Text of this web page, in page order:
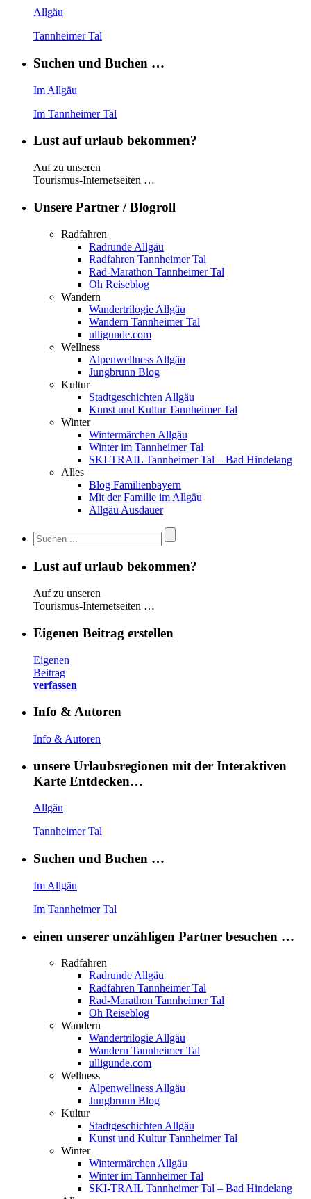
Allgäu
Tannheimer Tal
Suchen und Buchen …
Im Allgäu
Im Tannheimer Tal
Lust auf urlaub bekommen?
Auf zu unseren
Tourismus-Internetseiten …
Unsere Partner / Blogroll
Radfahren
Radrunde Allgäu
Radfahren Tannheimer Tal
Rad-Marathon Tannheimer Tal
Oh Reiseblog
Wandern
Wandertrilogie Allgäu
Wandern Tannheimer Tal
ulligunde.com
Wellness
Alpenwellness Allgäu
Jungbrunn Blog
Kultur
Stadtgeschichten Allgäu
Kunst und Kultur Tannheimer Tal
Winter
Wintermärchen Allgäu
Winter im Tannheimer Tal
SKI-TRAIL Tannheimer Tal – Bad Hindelang
Alles
Blog Familienbayern
Mit der Familie im Allgäu
Allgäu Ausdauer
Lust auf urlaub bekommen?
Auf zu unseren
Tourismus-Internetseiten …
Eigenen Beitrag erstellen
Eigenen
Beitrag
verfassen
Info & Autoren
Info & Autoren
unsere Urlaubsregionen mit der Interaktiven
Karte Entdecken…
Allgäu
Tannheimer Tal
Suchen und Buchen …
Im Allgäu
Im Tannheimer Tal
einen unserer unzähligen Partner besuchen …
Radfahren
Radrunde Allgäu
Radfahren Tannheimer Tal
Rad-Marathon Tannheimer Tal
Oh Reiseblog
Wandern
Wandertrilogie Allgäu
Wandern Tannheimer Tal
ulligunde.com
Wellness
Alpenwellness Allgäu
Jungbrunn Blog
Kultur
Stadtgeschichten Allgäu
Kunst und Kultur Tannheimer Tal
Winter
Wintermärchen Allgäu
Winter im Tannheimer Tal
SKI-TRAIL Tannheimer Tal – Bad Hindelang